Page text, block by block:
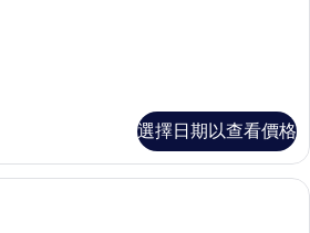
選擇日期以查看價格
高級雙床房, 非吸煙房 | 客房內保險